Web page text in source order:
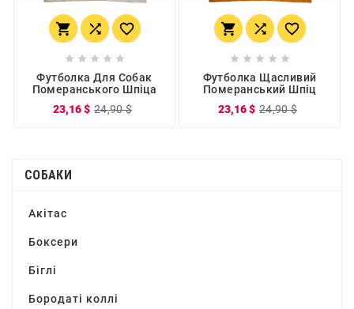
  
    
Футболка Для Собак
Померанського Шпіца
23,16 $ 24,90 $
  
    
Футболка Щасливий
Померанський Шпіц
23,16 $ 24,90 $
СОБАКИ
Акітас
Боксери
Біглі
Бородаті коллі